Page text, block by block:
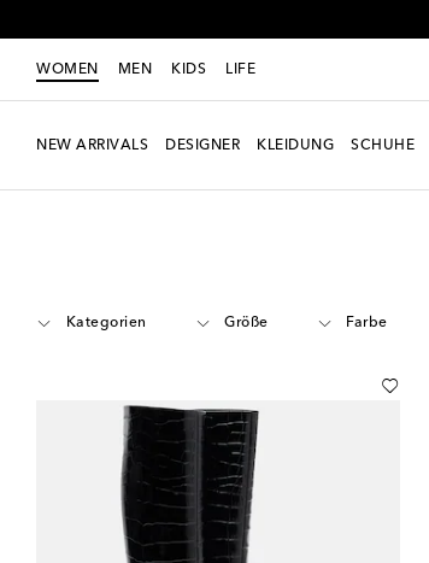
WOMEN MEN KIDS LIFE
NEW ARRIVALS DESIGNER KLEIDUNG SCHUHE
Kategorien Größe Farbe